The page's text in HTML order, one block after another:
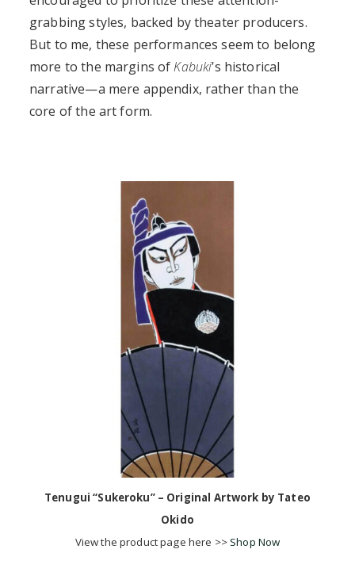
grabbing styles, backed by theater producers.
But to me, these performances seem to belong
more to the margins ofKabuki’s historical
narrative—a mere appendix, rather than the
core of the art form.
Tenugui “Sukeroku” – Original Artwork by Tateo
Okido
View the product page here >>Shop Now